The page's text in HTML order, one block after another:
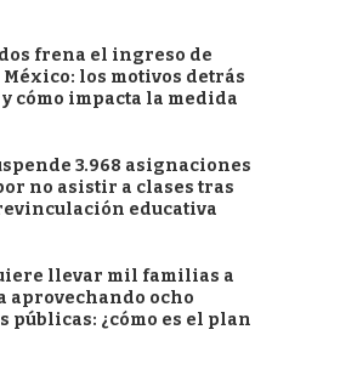
frena el ingreso de
México: los motivos detrás
cómo impacta la medida
3.968 asignaciones
no asistir a clases tras
educativa
llevar mil familias a
aprovechando ocho
públicas: ¿cómo es el plan